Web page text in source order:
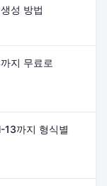
성 방법
지 무료로
13까지 형식별